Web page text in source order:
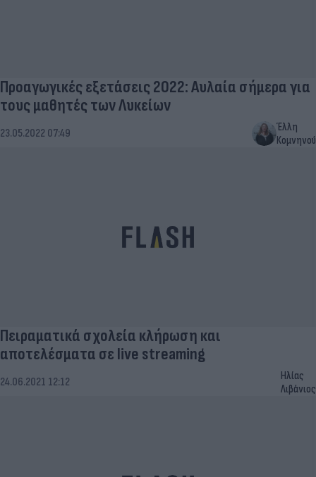
Προαγωγικές εξετάσεις 2022: Αυλαία σήμερα για
τους μαθητές των Λυκείων
23.05.2022 07:49
Έλλη
Κομνηνού
Πειραματικά σχολεία κλήρωση και
αποτελέσματα σε live streaming
24.06.2021 12:12
Ηλίας
Λιβάνιος